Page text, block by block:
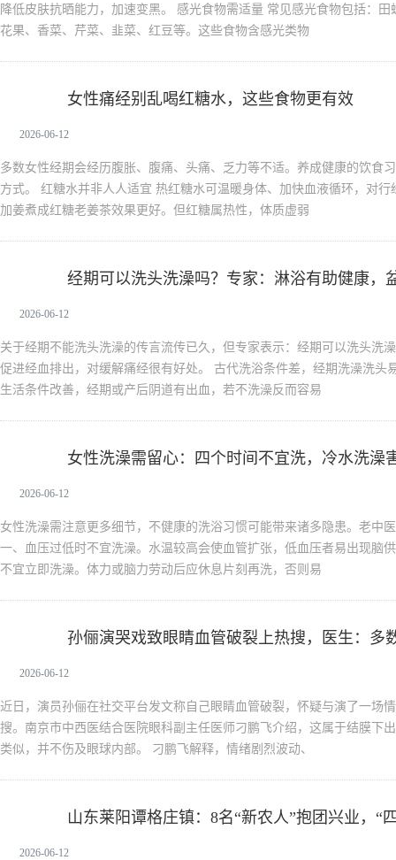
降低皮肤抗晒能力，加速变黑。 感光食物需适量 常见感光食物包括：
花果、香菜、芹菜、韭菜、红豆等。这些食物含感光类物
女性痛经别乱喝红糖水，这些食物更有效
2026-06-12
多数女性经期会经历腹胀、腹痛、头痛、乏力等不适。养成健康的饮食
方式。 红糖水并非人人适宜 热红糖水可温暖身体、加快血液循环，对
加姜煮成红糖老姜茶效果更好。但红糖属热性，体质虚弱
经期可以洗头洗澡吗？专家：淋浴有助健康，
2026-06-12
关于经期不能洗头洗澡的传言流传已久，但专家表示：经期可以洗头洗
促进经血排出，对缓解痛经很有好处。 古代洗浴条件差，经期洗澡洗头
生活条件改善，经期或产后阴道有出血，若不洗澡反而容易
女性洗澡需留心：四个时间不宜洗，冷水洗澡
2026-06-12
女性洗澡需注意更多细节，不健康的洗浴习惯可能带来诸多隐患。老中
一、血压过低时不宜洗澡。水温较高会使血管扩张，低血压者易出现脑
不宜立即洗澡。体力或脑力劳动后应休息片刻再洗，否则易
孙俪演哭戏致眼睛血管破裂上热搜，医生：多
2026-06-12
近日，演员孙俪在社交平台发文称自己眼睛血管破裂，怀疑与演了一场
搜。南京市中西医结合医院眼科副主任医师刁鹏飞介绍，这属于结膜下
类似，并不伤及眼球内部。 刁鹏飞解释，情绪剧烈波动、
山东莱阳谭格庄镇：8名“新农人”抱团兴业，“
2026-06-12